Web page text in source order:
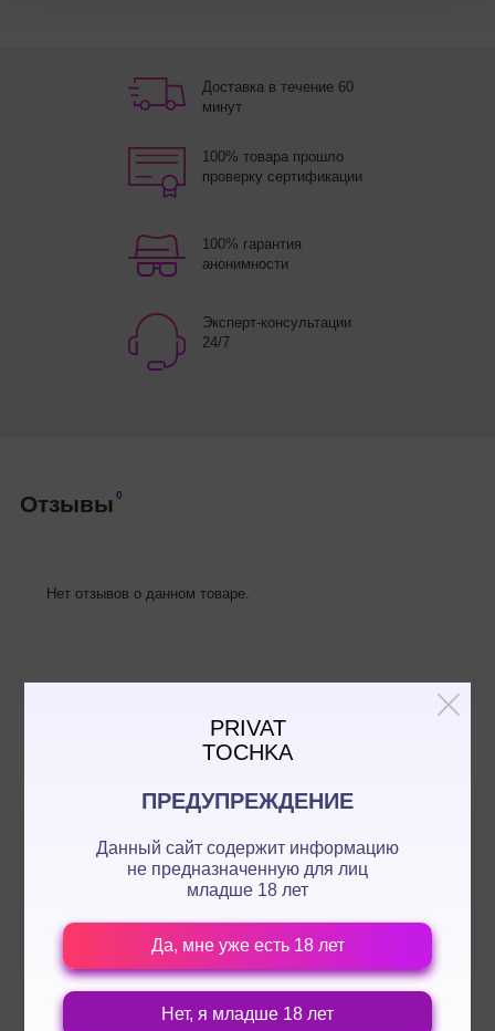
PRIVAT
TOCHKA
ПРЕДУПРЕЖДЕНИЕ
Данный сайт содержит информацию
не предназначенную для лиц
младше 18 лет
Да, мне уже есть 18 лет
Нет, я младше 18 лет
Доставка в течение 60
минут
100% товара прошло
проверку сертификации
100% гарантия
анонимности
Эксперт-консультации
24/7
Отзывы 0
Нет отзывов о данном товаре.